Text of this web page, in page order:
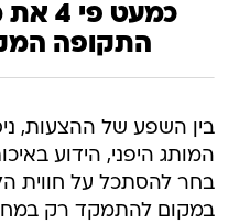
כמעט
התקופה
בין השפע של ההצעות,
המותג היפני, הידוע
בחר להסתכל על חווית
במקום להתמקד רק